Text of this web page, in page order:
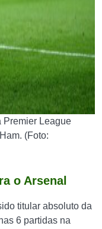
Premier League
(Foto:
o Arsenal
titular absoluto da
6 partidas na